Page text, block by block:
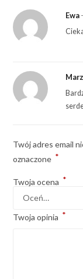
Ewa
Twój adres email
oznaczone *
Twoja ocena *
Twoja opinia *